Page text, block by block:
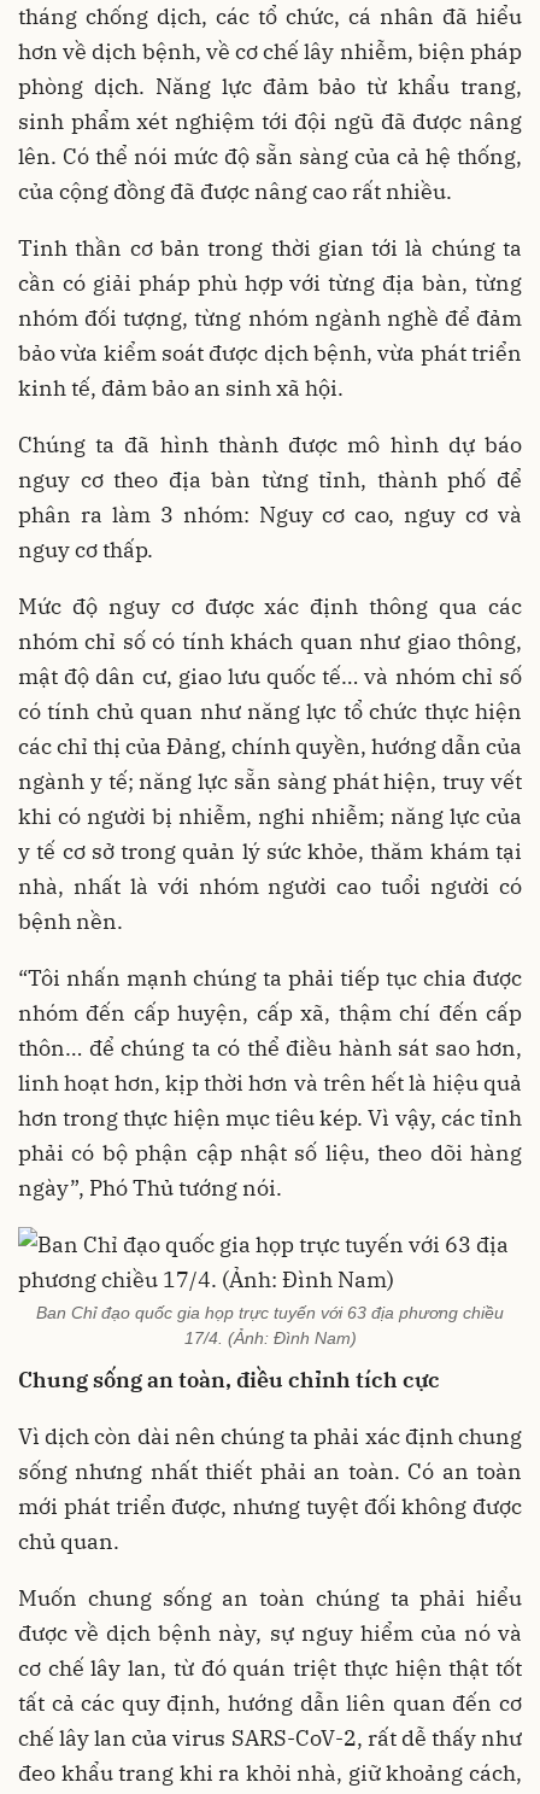
tháng chống dịch, các tổ chức, cá nhân đã hiểu
hơn về dịch bệnh, về cơ chế lây nhiễm, biện pháp
phòng dịch. Năng lực đảm bảo từ khẩu trang,
sinh phẩm xét nghiệm tới đội ngũ đã được nâng
lên. Có thể nói mức độ sẵn sàng của cả hệ thống,
của cộng đồng đã được nâng cao rất nhiều.
Tinh thần cơ bản trong thời gian tới là chúng ta
cần có giải pháp phù hợp với từng địa bàn, từng
nhóm đối tượng, từng nhóm ngành nghề để đảm
bảo vừa kiểm soát được dịch bệnh, vừa phát triển
kinh tế, đảm bảo an sinh xã hội.
Chúng ta đã hình thành được mô hình dự báo
nguy cơ theo địa bàn từng tỉnh, thành phố để
phân ra làm 3 nhóm: Nguy cơ cao, nguy cơ và
nguy cơ thấp.
Mức độ nguy cơ được xác định thông qua các
nhóm chỉ số có tính khách quan như giao thông,
mật độ dân cư, giao lưu quốc tế… và nhóm chỉ số
có tính chủ quan như năng lực tổ chức thực hiện
các chỉ thị của Đảng, chính quyền, hướng dẫn của
ngành y tế; năng lực sẵn sàng phát hiện, truy vết
khi có người bị nhiễm, nghi nhiễm; năng lực của
y tế cơ sở trong quản lý sức khỏe, thăm khám tại
nhà, nhất là với nhóm người cao tuổi người có
bệnh nền.
“Tôi nhấn mạnh chúng ta phải tiếp tục chia được
nhóm đến cấp huyện, cấp xã, thậm chí đến cấp
thôn… để chúng ta có thể điều hành sát sao hơn,
linh hoạt hơn, kịp thời hơn và trên hết là hiệu quả
hơn trong thực hiện mục tiêu kép. Vì vậy, các tỉnh
phải có bộ phận cập nhật số liệu, theo dõi hàng
ngày”, Phó Thủ tướng nói.
Ban Chỉ đạo quốc gia họp trực tuyến với 63 địa phương chiều
17/4. (Ảnh: Đình Nam)
Chung sống an toàn, điều chỉnh tích cực
Vì dịch còn dài nên chúng ta phải xác định chung
sống nhưng nhất thiết phải an toàn. Có an toàn
mới phát triển được, nhưng tuyệt đối không được
chủ quan.
Muốn chung sống an toàn chúng ta phải hiểu
được về dịch bệnh này, sự nguy hiểm của nó và
cơ chế lây lan, từ đó quán triệt thực hiện thật tốt
tất cả các quy định, hướng dẫn liên quan đến cơ
chế lây lan của virus SARS-CoV-2, rất dễ thấy như
đeo khẩu trang khi ra khỏi nhà, giữ khoảng cách,